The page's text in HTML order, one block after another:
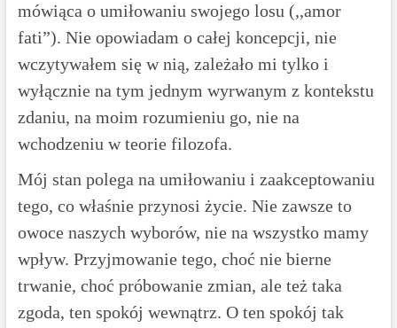
mówiąca o umiłowaniu swojego losu (,,amor
fati”). Nie opowiadam o całej koncepcji, nie
wczytywałem się w nią, zależało mi tylko i
wyłącznie na tym jednym wyrwanym z kontekstu
zdaniu, na moim rozumieniu go, nie na
wchodzeniu w teorie filozofa.
Mój stan polega na umiłowaniu i zaakceptowaniu
tego, co właśnie przynosi życie. Nie zawsze to
owoce naszych wyborów, nie na wszystko mamy
wpływ. Przyjmowanie tego, choć nie bierne
trwanie, choć próbowanie zmian, ale też taka
zgoda, ten spokój wewnątrz. O ten spokój tak